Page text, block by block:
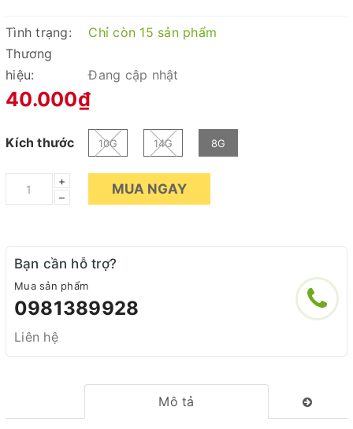
Tình trạng:
Chỉ còn 15 sản phẩm
Thương
hiệu:
Đang cập nhật
40.000₫
Kích thước 10G 14G 8G
+
–
MUA NGAY
Bạn cần hỗ trợ?
Mua sản phẩm
0981389928
Liên hệ
Mô tả